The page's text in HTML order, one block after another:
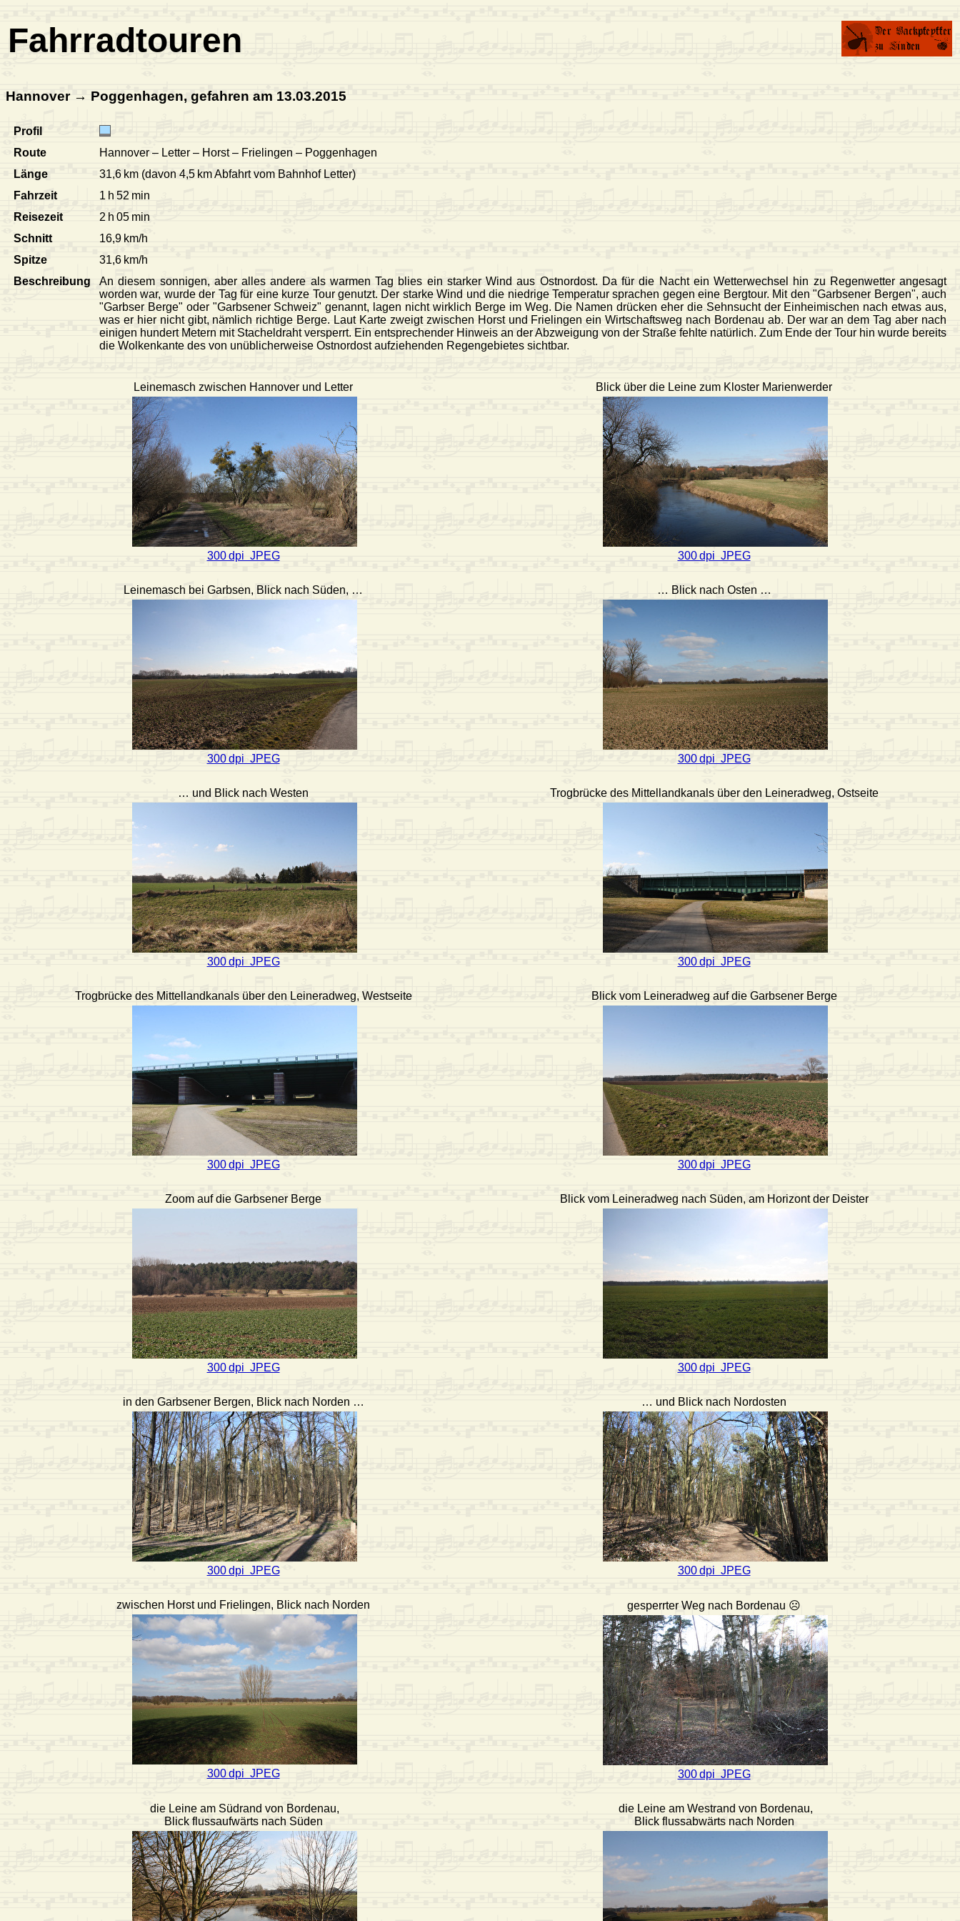
Fahrradtouren
Hannover → Poggenhagen, gefahren am 13.03.2015
Profil
Route
Hannover – Letter – Horst – Frielingen – Poggenhagen
Länge
31,6 km (davon 4,5 km Abfahrt vom Bahnhof Letter)
Fahrzeit
1 h 52 min
Reisezeit
2 h 05 min
Schnitt
16,9 km/h
Spitze
31,6 km/h
Beschreibung
An diesem sonnigen, aber alles andere als warmen Tag blies ein starker Wind aus Ostnordost. Da für die Nacht ein Wetterwechsel hin zu Regenwetter angesagt
worden war, wurde der Tag für eine kurze Tour genutzt. Der starke Wind und die niedrige Temperatur sprachen gegen eine Bergtour. Mit den "Garbsener Bergen", auch
"Garbser Berge" oder "Garbsener Schweiz" genannt, lagen nicht wirklich Berge im Weg. Die Namen drücken eher die Sehnsucht der Einheimischen nach etwas aus,
was er hier nicht gibt, nämlich richtige Berge. Laut Karte zweigt zwischen Horst und Frielingen ein Wirtschaftsweg nach Bordenau ab. Der war an dem Tag aber nach
einigen hundert Metern mit Stacheldraht versperrt. Ein entsprechender Hinweis an der Abzweigung von der Straße fehlte natürlich. Zum Ende der Tour hin wurde bereits
die Wolkenkante des von unüblicherweise Ostnordost aufziehenden Regengebietes sichtbar.
Leinemasch zwischen Hannover und Letter
300 dpi JPEG
Blick über die Leine zum Kloster Marienwerder
300 dpi JPEG
Leinemasch bei Garbsen, Blick nach Süden, …
300 dpi JPEG
… Blick nach Osten …
300 dpi JPEG
… und Blick nach Westen
300 dpi JPEG
Trogbrücke des Mittellandkanals über den Leineradweg, Ostseite
300 dpi JPEG
Trogbrücke des Mittellandkanals über den Leineradweg, Westseite
300 dpi JPEG
Blick vom Leineradweg auf die Garbsener Berge
300 dpi JPEG
Zoom auf die Garbsener Berge
300 dpi JPEG
Blick vom Leineradweg nach Süden, am Horizont der Deister
300 dpi JPEG
in den Garbsener Bergen, Blick nach Norden …
300 dpi JPEG
… und Blick nach Nordosten
300 dpi JPEG
zwischen Horst und Frielingen, Blick nach Norden
300 dpi JPEG
gesperrter Weg nach Bordenau ☹
300 dpi JPEG
die Leine am Südrand von Bordenau,
Blick flussaufwärts nach Süden
die Leine am Westrand von Bordenau,
Blick flussabwärts nach Norden